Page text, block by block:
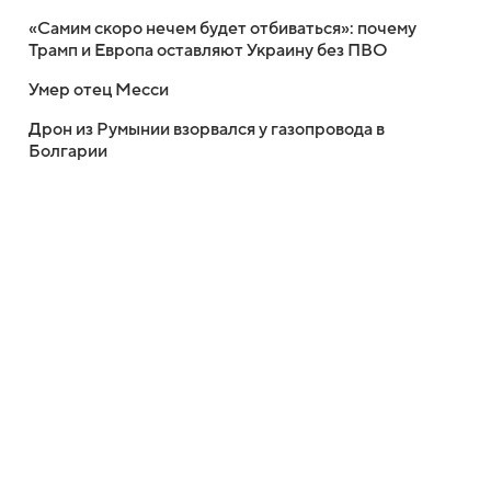
«Самим скоро нечем будет отбиваться»: почему
Трамп и Европа оставляют Украину без ПВО
Умер отец Месси
Дрон из Румынии взорвался у газопровода в
Болгарии